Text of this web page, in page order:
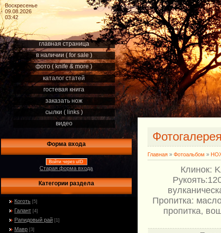
Воскресенье
09.08.2026
03:42
главная страница
в наличии ( for sale )
фото ( knife & more )
каталог статей
гостевая книга
заказать нож
сылки ( links )
видео
Форма входа
Войти через uID
Старая форма входа
Категории раздела
Коготь [5]
Галант [4]
Рапидовый рай [1]
Мавр [3]
Главная » Фотоальбом »
Клинок:
Пропитка:
пропитка,